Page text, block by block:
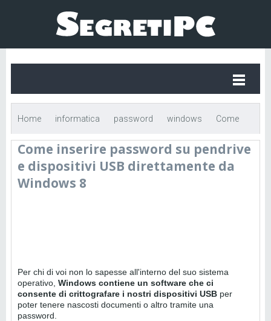
Home informatica password windows Come
inserire password su pendrive e dispositivi USB direttamente da
Windows 8
Come inserire password su pendrive
e dispositivi USB direttamente da
Windows 8
Per chi di voi non lo sapesse all'interno del suo sistema
operativo, Windows contiene un software che ci
consente di crittografare i nostri dispositivi USB per
poter tenere nascosti documenti o altro tramite una
password.